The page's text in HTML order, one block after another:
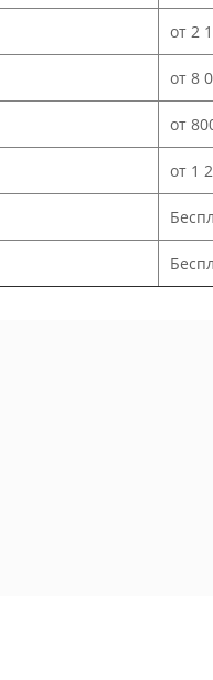
от 2
от 8
от
от 1